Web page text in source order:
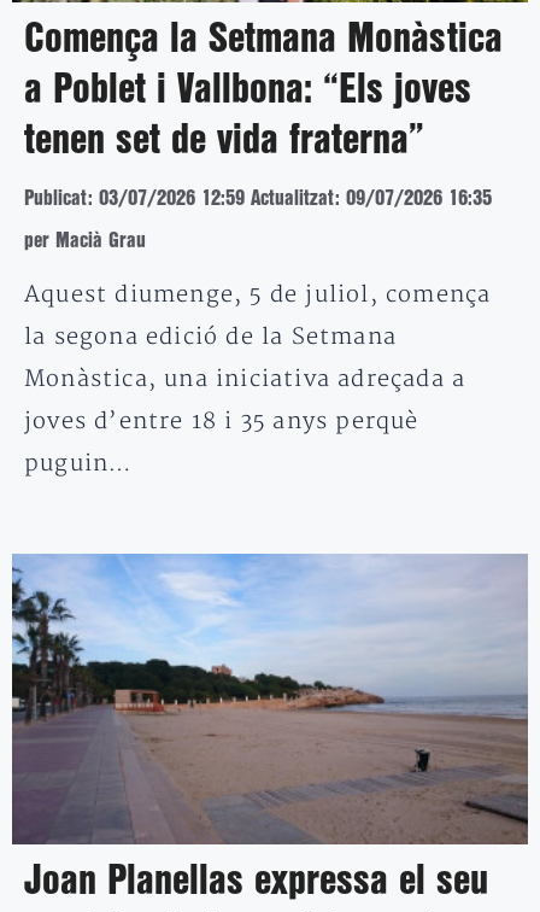
Comença la Setmana Monàstica
a Poblet i Vallbona: “Els joves
tenen set de vida fraterna”
Publicat: 03/07/2026 12:59 Actualitzat: 09/07/2026 16:35
per Macià Grau
Aquest diumenge, 5 de juliol, comença
la segona edició de la Setmana
Monàstica, una iniciativa adreçada a
joves d’entre 18 i 35 anys perquè
puguin…
Joan Planellas expressa el seu